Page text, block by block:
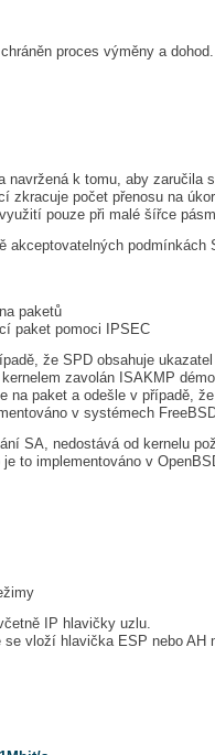
proces výměny a
k tomu, aby zaručila
počet přenosu na
pouze při malé šířce
akceptovatelných
paket pomoci IPSEC
že SPD obsahuje
zavolán ISAKMP
na paket a odešle v případě,
v systémech
SA, nedostává od kernelu
to implementováno v
IP hlavičky uzlu.
vloží hlavička ESP nebo AH